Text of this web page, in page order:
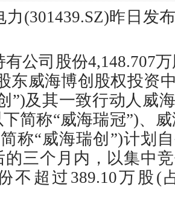
昨日发
司股份4,148.707万
东威海博创股权投资
”)及其一致行动人威
简称“威海瑞冠”)、
称“威海瑞创”)计划
的三个月内，以集中
不超过389.10万股(